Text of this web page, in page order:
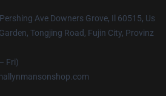
Ave Downers Grove, Il 60515, Us
Tongjing Road, Fujin City, Provinz
Fri)